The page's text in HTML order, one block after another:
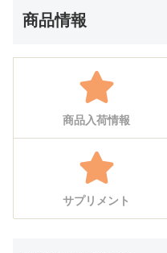
商品情報
商品入荷情報
サプリメント